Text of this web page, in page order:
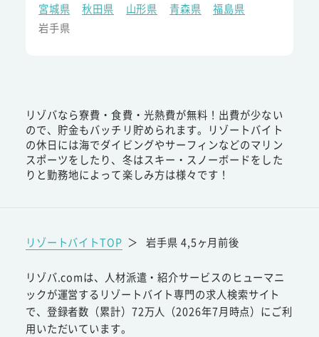
宮城県
秋田県 山形県 青森県
福島県
岩手県
リゾバなら寮費・食費・光熱費が無料！出費が少ない
ので、貯金もバッチリ貯められます。リゾートバイト
の休日には海でダイビングやサーフィンなどのマリン
スポーツをしたり、冬はスキー・スノーボードをした
りと勤務地によって楽しみ方は様々です！
リゾートバイトTOP ＞ 岩手県 4,5ヶ月前後
リゾバ.comは、人材派遣・紹介サービスのヒューマニ
ックが運営するリゾートバイト専門の求人検索サイト
で、登録者数（累計）72万人（2026年7月時点）にご利
用いただいています。